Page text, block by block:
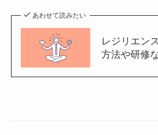
あわせて読みたい
レジリエン
方法や研修